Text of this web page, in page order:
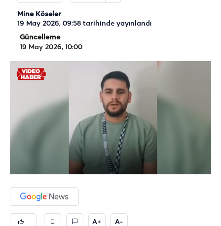
Mine Köseler
19 May 2026, 09:58 tarihinde yayınlandı
Güncelleme
19 May 2026, 10:00
A+ A-